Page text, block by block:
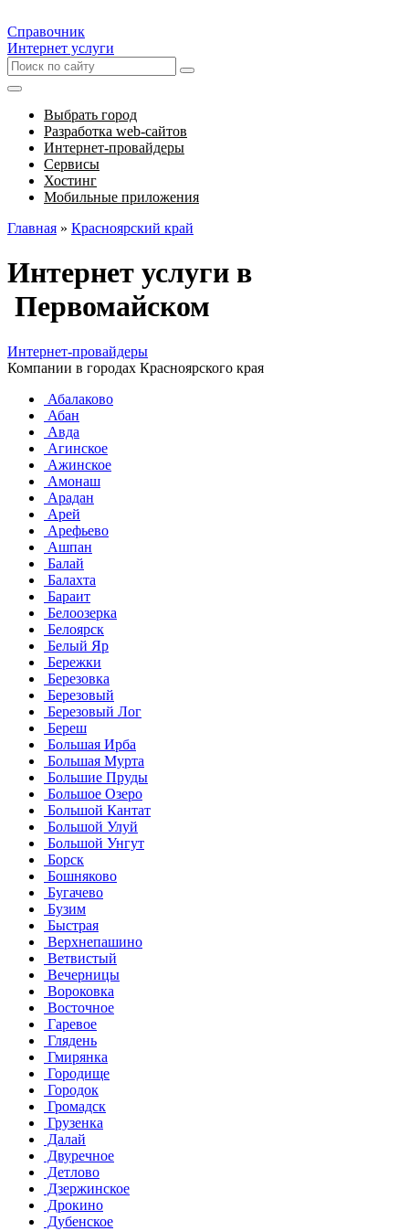
Справочник
Интернет услуги
Выбрать город
Разработка web-сайтов
Интернет-провайдеры
Сервисы
Хостинг
Мобильные приложения
Главная » Красноярский край
Интернет услуги в
Первомайском
Интернет-провайдеры
Компании в городах Красноярского края
Абалаково
Абан
Авда
Агинское
Ажинское
Амонаш
Арадан
Арей
Арефьево
Ашпан
Балай
Балахта
Бараит
Белоозерка
Белоярск
Белый Яр
Бережки
Березовка
Березовый
Березовый Лог
Береш
Большая Ирба
Большая Мурта
Большие Пруды
Большое Озеро
Большой Кантат
Большой Улуй
Большой Унгут
Борск
Бошняково
Бугачево
Бузим
Быстрая
Верхнепашино
Ветвистый
Вечерницы
Вороковка
Восточное
Гаревое
Глядень
Гмирянка
Городище
Городок
Громадск
Грузенка
Далай
Двуречное
Детлово
Дзержинское
Дрокино
Дубенское